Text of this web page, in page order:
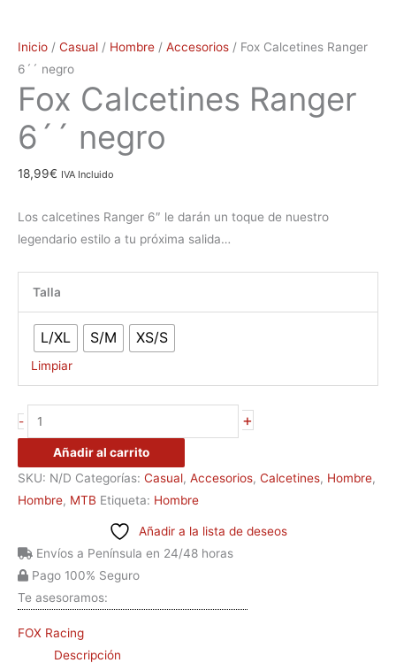
Inicio / Casual / Hombre / Accesorios / Fox Calcetines Ranger
6´´ negro
Fox Calcetines Ranger
6´´ negro
18,99€ IVA Incluido
Los calcetines Ranger 6″ le darán un toque de nuestro
legendario estilo a tu próxima salida…
Talla
L/XL S/M XS/S
Limpiar
- +
Añadir al carrito
SKU: N/D Categorías: Casual, Accesorios, Calcetines, Hombre,
Hombre, MTB Etiqueta: Hombre
Añadir a la lista de deseos
Envíos a Península en 24/48 horas
Pago 100% Seguro
Te asesoramos:
FOX Racing
Descripción